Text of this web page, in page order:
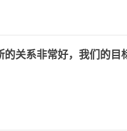
的关系非常好，我们的目